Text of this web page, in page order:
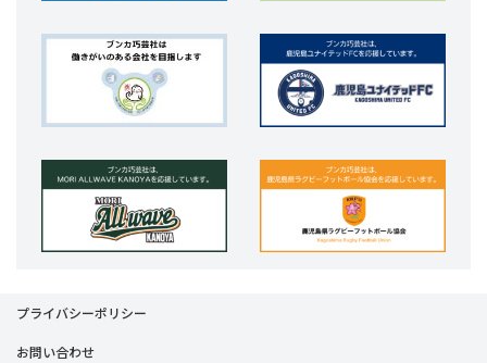
プライバシーポリシー
お問い合わせ